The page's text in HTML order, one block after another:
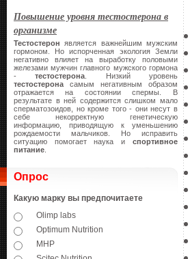
Повышение уровня тестостерона в
организме
Тестостерон является важнейшим мужским
гормоном. Но испорченная экология Земли
негативно влияет на выработку половыми
железами мужчин главного мужского гормона
-тестостерона . Низкий уровень
тестостерона самым негативным образом
отражается на состоянии спермы. В
результате в ней содержится слишком мало
сперматозоидов, но кроме того - они несут в
себе некорректную генетическую
информацию, приводящую к уменьшению
рождаемости мальчиков. Но исправить
ситуацию помогает наука и спортивное
питание
Опрос
Какую марку вы предпочитаете
Olimp labs
Optimum Nutrition
MHP